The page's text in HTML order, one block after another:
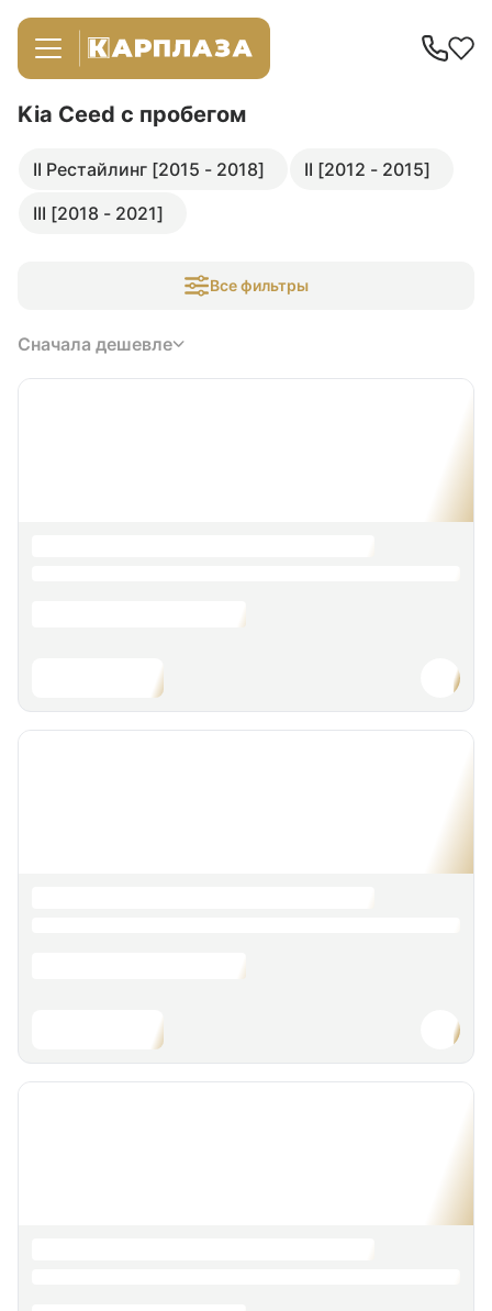
Kia Ceed с пробегом
II Рестайлинг [2015 - 2018]
II [2012 - 2015]
III [2018 - 2021]
Все фильтры
Сначала дешевле